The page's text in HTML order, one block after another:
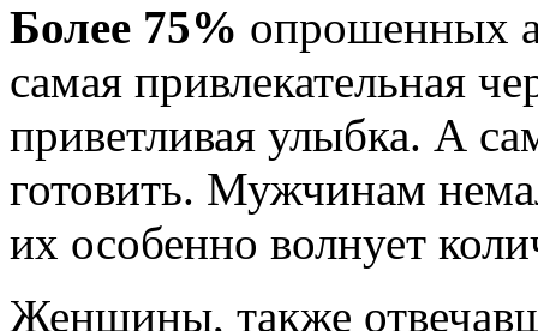
Более 75% опрошенных
самая привлекательная
приветливая улыбка. А
готовить. Мужчинам
их особенно волнует
Женщины, также